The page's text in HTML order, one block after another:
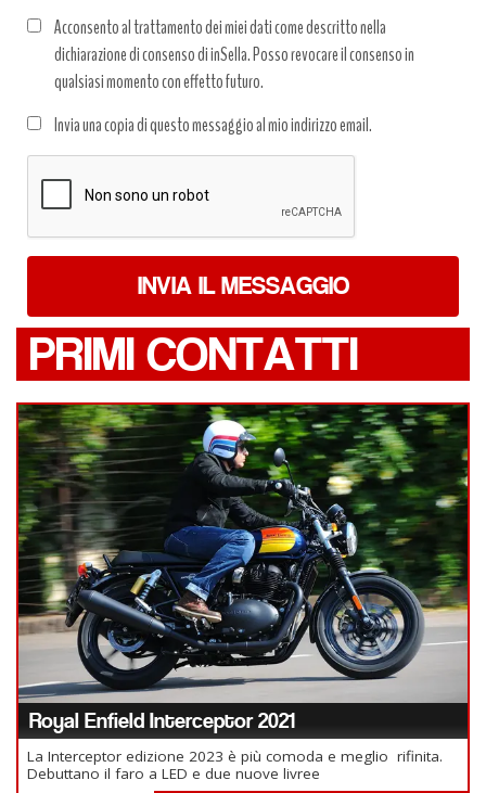
Acconsento al trattamento dei miei dati come descritto nella
dichiarazione di consenso di inSella. Posso revocare il consenso in
qualsiasi momento con effetto futuro.
dati
*
Invia una copia di questo messaggio al mio indirizzo email.
INVIA IL MESSAGGIO
PRIMI CONTATTI
Royal Enfield Interceptor 2021
La Interceptor edizione 2023 è più comoda e meglio rifinita.
Debuttano il faro a LED e due nuove livree